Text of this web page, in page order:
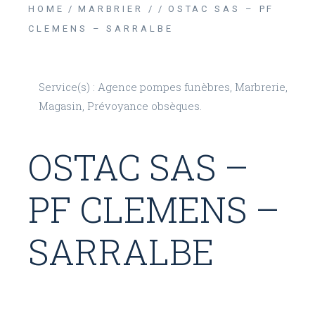
HOME MARBRIER /
OSTAC SAS – PF
CLEMENS – SARRALBE
Service(s) : Agence pompes funèbres, Marbrerie,
Magasin, Prévoyance obsèques.
OSTAC SAS –
PF CLEMENS –
SARRALBE